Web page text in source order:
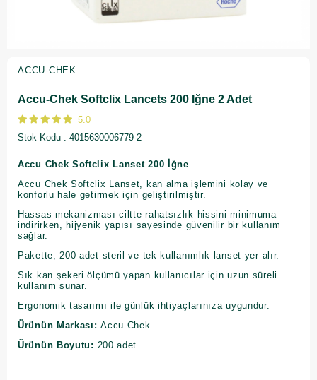
ACCU-CHEK
Accu-Chek Softclix Lancets 200 Iğne 2 Adet
5.0
Stok Kodu
4015630006779-2
Accu Chek Softclix Lanset 200 İğne
Accu Chek Softclix Lanset, kan alma işlemini kolay ve
konforlu hale getirmek için geliştirilmiştir.
Hassas mekanizması ciltte rahatsızlık hissini minimuma
indirirken, hijyenik yapısı sayesinde güvenilir bir kullanım
sağlar.
Pakette, 200 adet steril ve tek kullanımlık lanset yer alır.
Sık kan şekeri ölçümü yapan kullanıcılar için uzun süreli
kullanım sunar.
Ergonomik tasarımı ile günlük ihtiyaçlarınıza uygundur.
Ürünün Markası: Accu Chek
Ürünün Boyutu: 200 adet